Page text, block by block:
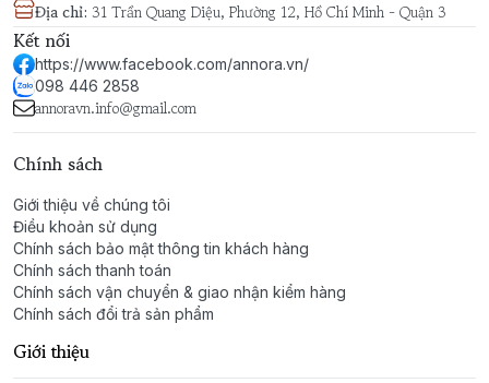
Địa chỉ: 31 Trần Quang Diệu, Phường 12, Hồ Chí Minh - Quận 3
Kết nối
https://www.facebook.com/annora.vn/
098 446 2858
annoravn.info@gmail.com
Chính sách
Giới thiệu về chúng tôi
Điều khoản sử dụng
Chính sách bảo mật thông tin khách hàng
Chính sách thanh toán
Chính sách vận chuyển & giao nhận kiểm hàng
Chính sách đổi trả sản phẩm
Giới thiệu